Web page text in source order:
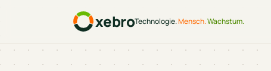
xebroTechnologie.Mensch.Wachstum.